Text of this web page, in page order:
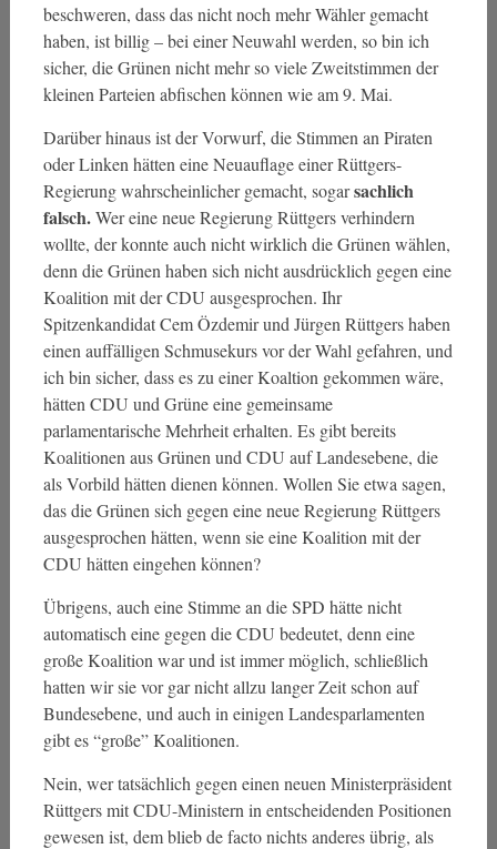
beschweren, dass das nicht noch mehr Wähler gemacht
haben, ist billig – bei einer Neuwahl werden, so bin ich
sicher, die Grünen nicht mehr so viele Zweitstimmen der
kleinen Parteien abfischen können wie am 9. Mai.
Darüber hinaus ist der Vorwurf, die Stimmen an Piraten
oder Linken hätten eine Neuauflage einer Rüttgers-
Regierung wahrscheinlicher gemacht, sogarsachlich
falsch.Wer eine neue Regierung Rüttgers verhindern
wollte, der konnte auch nicht wirklich die Grünen wählen,
denn die Grünen haben sich nicht ausdrücklich gegen eine
Koalition mit der CDU ausgesprochen. Ihr
Spitzenkandidat Cem Özdemir und Jürgen Rüttgers haben
einen auffälligen Schmusekurs vor der Wahl gefahren, und
ich bin sicher, dass es zu einer Koaltion gekommen wäre,
hätten CDU und Grüne eine gemeinsame
parlamentarische Mehrheit erhalten. Es gibt bereits
Koalitionen aus Grünen und CDU auf Landesebene, die
als Vorbild hätten dienen können. Wollen Sie etwa sagen,
das die Grünen sich gegen eine neue Regierung Rüttgers
ausgesprochen hätten, wenn sie eine Koalition mit der
CDU hätten eingehen können?
Übrigens, auch eine Stimme an die SPD hätte nicht
automatisch eine gegen die CDU bedeutet, denn eine
große Koalition war und ist immer möglich, schließlich
hatten wir sie vor gar nicht allzu langer Zeit schon auf
Bundesebene, und auch in einigen Landesparlamenten
gibt es “große” Koalitionen.
Nein, wer tatsächlich gegen einen neuen Ministerpräsident
Rüttgers mit CDU-Ministern in entscheidenden Positionen
gewesen ist, dem blieb de facto nichts anderes übrig, als